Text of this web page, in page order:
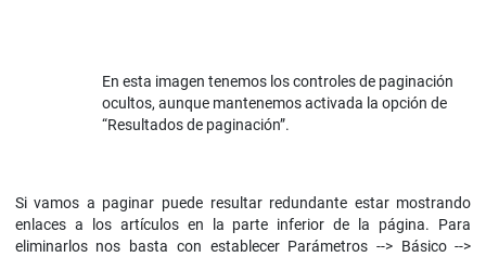
En esta imagen tenemos los controles de paginación
ocultos, aunque mantenemos activada la opción de
“Resultados de paginación”.
Si vamos a paginar puede resultar redundante estar mostrando
enlaces a los artículos en la parte inferior de la página. Para
eliminarlos nos basta con establecer Parámetros --> Básico -->